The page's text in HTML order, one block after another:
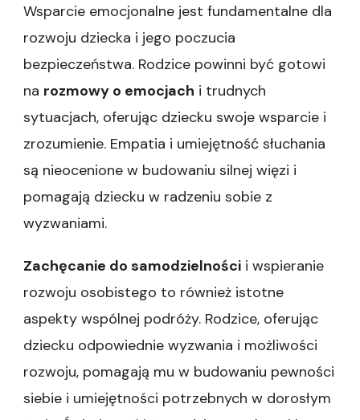
Wsparcie emocjonalne jest fundamentalne dla
rozwoju dziecka i jego poczucia
bezpieczeństwa. Rodzice powinni być gotowi
na rozmowy o emocjach i trudnych
sytuacjach, oferując dziecku swoje wsparcie i
zrozumienie. Empatia i umiejętność słuchania
są nieocenione w budowaniu silnej więzi i
pomagają dziecku w radzeniu sobie z
wyzwaniami.
Zachęcanie do samodzielności i wspieranie
rozwoju osobistego to również istotne
aspekty wspólnej podróży. Rodzice, oferując
dziecku odpowiednie wyzwania i możliwości
rozwoju, pomagają mu w budowaniu pewności
siebie i umiejętności potrzebnych w dorosłym